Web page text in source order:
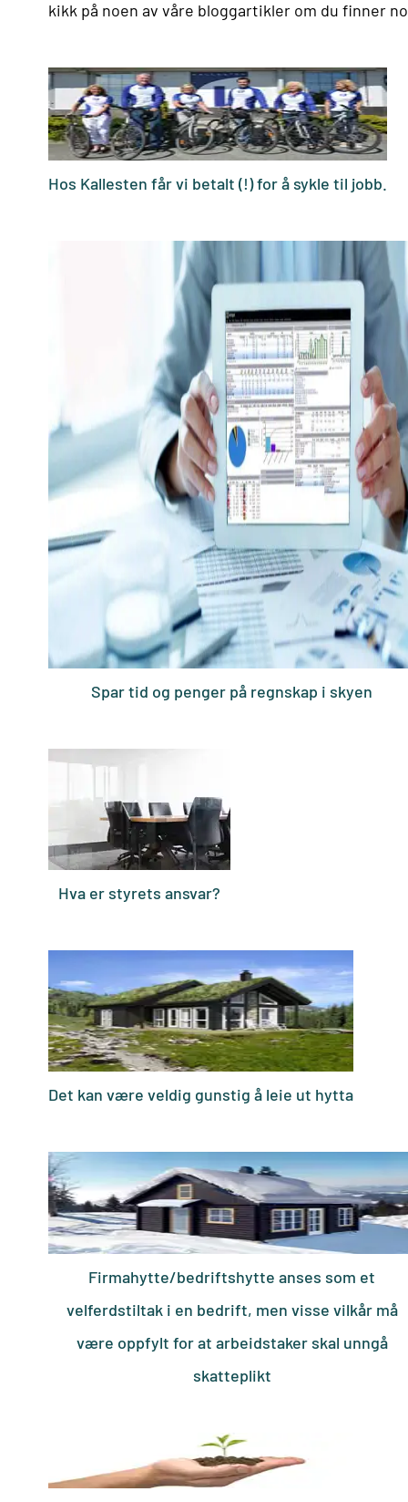
kikk på noen av våre bloggartikler om du finner
Hos Kallesten får vi betalt (!) for å sykle til jobb.
Spar tid og penger på regnskap i skyen
Hva er styrets ansvar?
Det kan være veldig gunstig å leie ut hytta
Firmahytte/bedriftshytte anses som et
velferdstiltak i en bedrift, men visse vilkår må
være oppfylt for at arbeidstaker skal unngå
skatteplikt